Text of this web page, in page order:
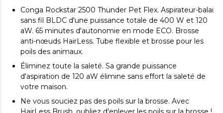
Conga Rockstar 2500 Thunder Pet Flex. Aspirateur-balai
sans fil BLDC d'une puissance totale de 400 W et 120
aW. 65 minutes d'autonomie en mode ECO. Brosse
anti-nœuds HairLess. Tube flexible et brosse pour les
poils des animaux.
Éliminez toute la saleté. Sa grande puissance
d'aspiration de 120 aW élimine sans effort la saleté de
votre maison.
Ne vous souciez pas des poils sur la brosse. Avec